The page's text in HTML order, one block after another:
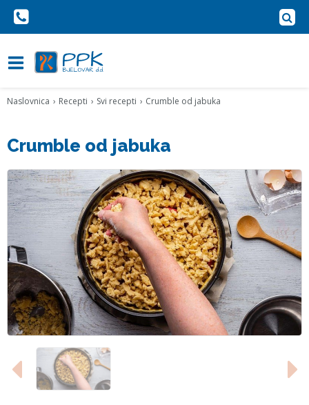
Naslovnica Recepti Svi recepti Crumble od jabuka
Crumble od jabuka